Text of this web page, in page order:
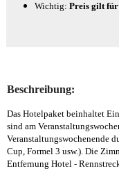
Wichtig: Preis gilt für
Beschreibung:
Das Hotelpaket beinhaltet
sind am
Veranstaltungswochenende
Cup, Formel 3 usw.). Die
Entfernung Hotel -